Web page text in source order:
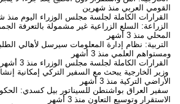
القومي العربي منذ شهرين
القرارات الكاملة لجلسة مجلس الوزراء اليوم منذ
الزراعة: السلع الزراعية غير مشمولة بالتعرفة
المحلي منذ 3 أشهر
التربية: نظام إدارة المعلومات سيرسل لأهالي
ومستواهم العلمي منذ 3 أشهر
القرارات الكاملة لجلسة مجلس الوزراء منذ 3 أشهر
وزير الخارجية يبحث مع السفير التركي إمكانية
الأراضي التركية منذ 3 أشهر
سفير العراق بواشنطن للسيناتور بيل كسدي:
الاستقرار وتوسيع التعاون منذ 3 أشهر